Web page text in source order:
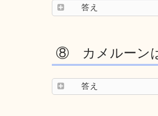
答え
⑧ カメルーン
答え